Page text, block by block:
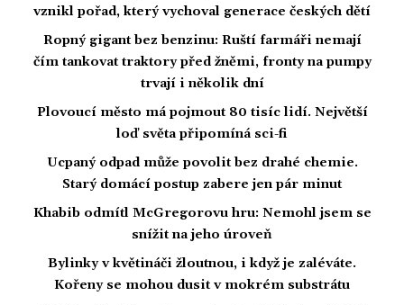
vznikl pořad, který vychoval generace českých dětí
Ropný gigant bez benzinu: Ruští farmáři nemají
čím tankovat traktory před žněmi, fronty na pumpy
trvají i několik dní
Plovoucí město má pojmout 80 tisíc lidí. Největší
loď světa připomíná sci-fi
Ucpaný odpad může povolit bez drahé chemie.
Starý domácí postup zabere jen pár minut
Khabib odmítl McGregorovu hru: Nemohl jsem se
snížit na jeho úroveň
Bylinky v květináči žloutnou, i když je zaléváte.
Kořeny se mohou dusit v mokrém substrátu